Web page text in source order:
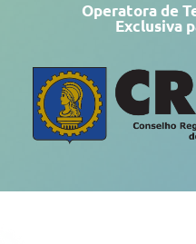
Operatora de
Exclusiva